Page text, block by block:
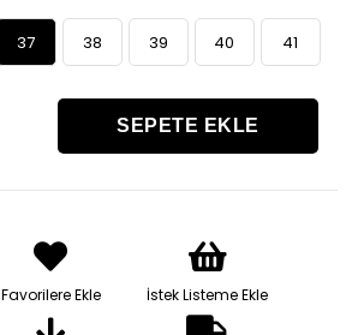
37 38 39 40 41
Favorilere Ekle İstek Listeme Ekle